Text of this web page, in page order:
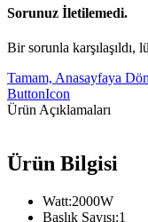
Sorunuz İletilemedi.
Bir sorunla karşılaşıldı,
Tamam, Anasayfaya Dön
ButtonIcon
Ürün Açıklamaları
Ürün Bilgisi
Watt:2000W
Başlık Sayısı:1